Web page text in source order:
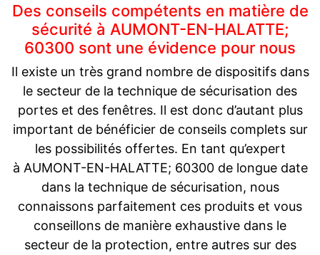
Des conseils compétents en matière de
sécurité à AUMONT-EN-HALATTE;
60300 sont une évidence pour nous
Il existe un très grand nombre de dispositifs dans
le secteur de la technique de sécurisation des
portes et des fenêtres. Il est donc d’autant plus
important de bénéficier de conseils complets sur
les possibilités offertes. En tant qu’expert
à AUMONT-EN-HALATTE; 60300 de longue date
dans la technique de sécurisation, nous
connaissons parfaitement ces produits et vous
conseillons de manière exhaustive dans le
secteur de la protection, entre autres sur des